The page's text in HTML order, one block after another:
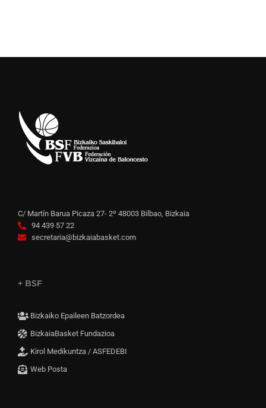
C/ Martín Barua Picaza 27- 2º 48003 Bilbao, Bizkaia
94 439 57 22
secretaria@bizkaiabasket.com
+ BSF
Bizkaiko Epaileen Batzordea
BizkaiaBasket Fundazioa
Kirol Medikuntza / ASFEDEBI
Web Posta